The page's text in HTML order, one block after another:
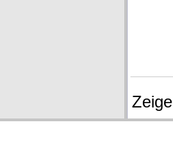
Zeige